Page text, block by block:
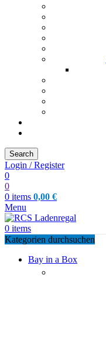
Search
Login / Register
0
0
0 items 0,00 €
Menu
0 items
Kategorien durchsuchen
Bay in a Box